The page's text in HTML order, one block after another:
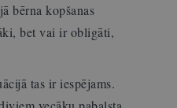
bērna kopšanas
bet vai ir obligāti,
tas ir iespējams.